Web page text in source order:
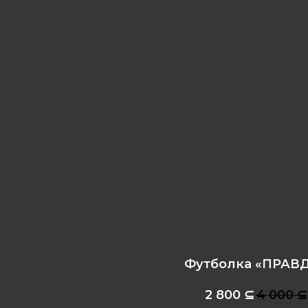
Футболка
2 800 ⊆4 000 ⊆